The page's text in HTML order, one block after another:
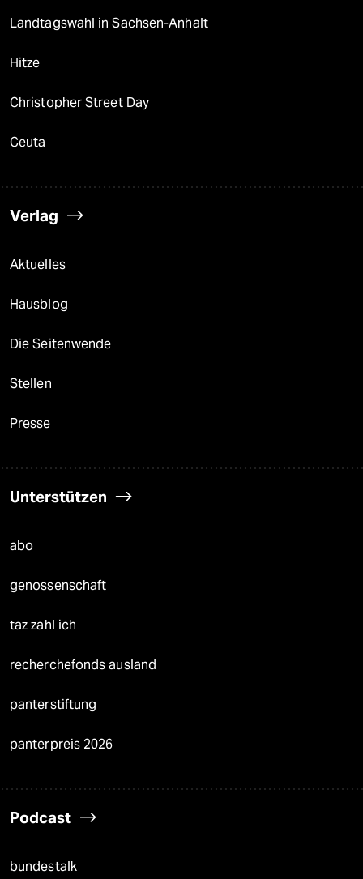
Landtagswahl in Sachsen-Anhalt
Hitze
Christopher Street Day
Ceuta
Verlag
Aktuelles
Hausblog
Die Seitenwende
Stellen
Presse
Unterstützen
abo
genossenschaft
taz zahl ich
recherchefonds ausland
panterstiftung
panterpreis 2026
Podcast
bundestalk